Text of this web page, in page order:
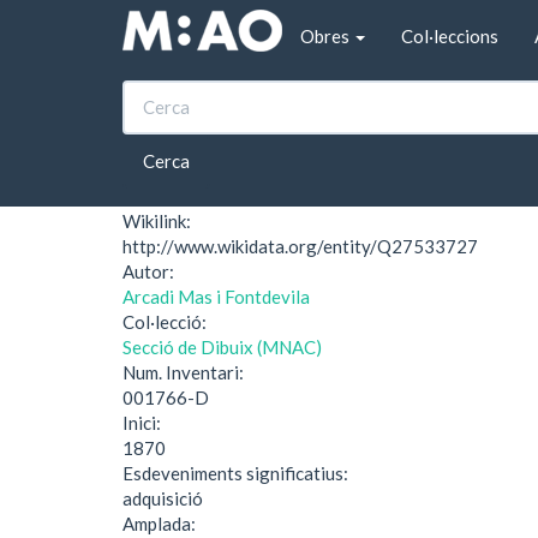
Vés al contingut
Obres
Col·leccions
Cerca
Inici Vista d'un canal de Venècia
Vista d'un canal de
Wikilink:
http://www.wikidata.org/entity/Q27533727
Autor:
Arcadi Mas i Fontdevila
Col·lecció:
Secció de Dibuix (MNAC)
Num. Inventari:
001766-D
Inici:
1870
Esdeveniments significatius:
adquisició
Amplada: